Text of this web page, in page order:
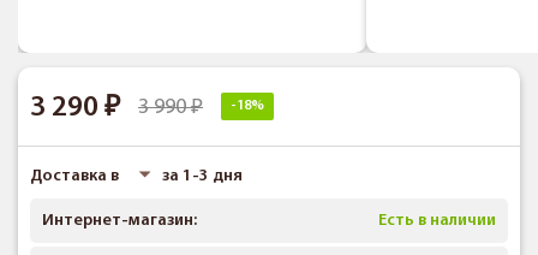
3 290 3 990 -18%
Доставка в за 1-3 дня
Интернет-магазин: Есть в наличии